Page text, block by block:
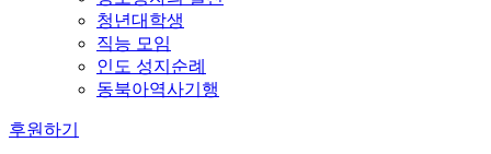
청년대학생
직능 모임
인도 성지순례
동북아역사기행
후원하기